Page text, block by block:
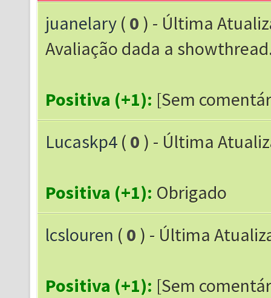
juanelary ( 0 ) - Última
Avaliação dada a
Positiva (+1): [Sem
Lucaskp4 ( 0 ) - Última
Positiva (+1): Obrigado
lcslouren ( 0 ) - Última
Positiva (+1): [Sem